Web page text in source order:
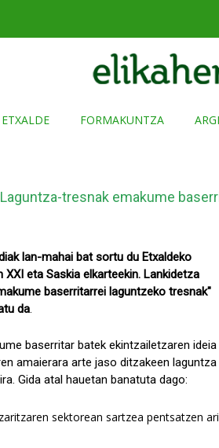
ETXALDE FORMAKUNTZA
tresnak emakume
lan-mahai bat sortu du Etxaldeko
XXI eta Saskia elkarteekin. Lankidetza
baserritarrei laguntzeko tresnak"
da.
baserritar batek ekintzailetzaren ideia
amaierara arte jaso ditzakeen laguntza
Gida atal hauetan banatuta dago:
sektorean sartzea pentsatzen ari